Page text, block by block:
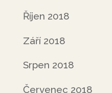
Říjen 2018
Září 2018
Srpen 2018
Červenec 2018